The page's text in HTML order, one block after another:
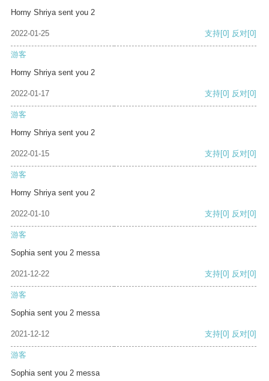
Horny Shriya sent you 2
2022-01-25 支持[0] 反对[0]
游客
Horny Shriya sent you 2
2022-01-17 支持[0] 反对[0]
游客
Horny Shriya sent you 2
2022-01-15 支持[0] 反对[0]
游客
Horny Shriya sent you 2
2022-01-10 支持[0] 反对[0]
游客
Sophia sent you 2 messa
2021-12-22 支持[0] 反对[0]
游客
Sophia sent you 2 messa
2021-12-12 支持[0] 反对[0]
游客
Sophia sent you 2 messa